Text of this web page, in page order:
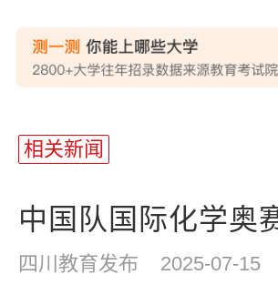
相关新闻
中国队国际化学奥
四川教育发布 2025-07-15